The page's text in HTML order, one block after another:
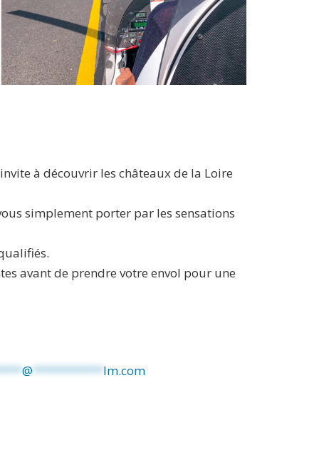
à découvrir les châteaux de la Loire
simplement porter par les sensations
avant de prendre votre envol pour une
@***********lm.com